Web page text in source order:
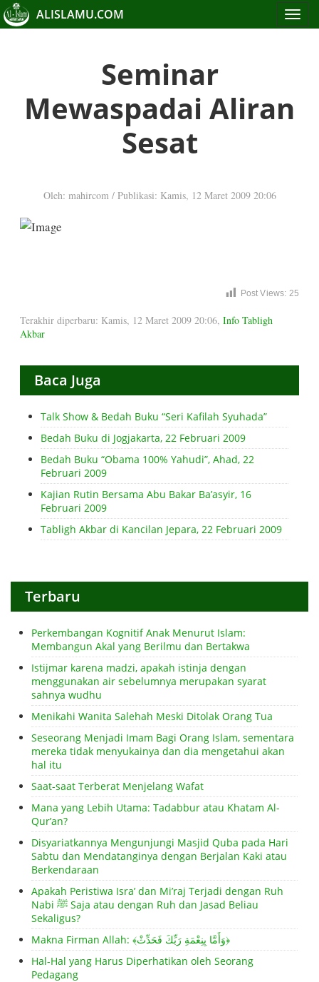
Toggle
ALISLAMU.COM
Seminar
Mewaspadai Aliran
Sesat
Oleh: mahircom / Publikasi: Kamis, 12 Maret 2009 20:06
Post Views: 25
Terakhir diperbaru: Kamis, 12 Maret 2009 20:06, Info Tabligh
Akbar
Baca Juga
Talk Show & Bedah Buku “Seri Kafilah Syuhada”
Bedah Buku di Jogjakarta, 22 Februari 2009
Bedah Buku “Obama 100% Yahudi”, Ahad, 22
Februari 2009
Kajian Rutin Bersama Abu Bakar Ba’asyir, 16
Februari 2009
Tabligh Akbar di Kancilan Jepara, 22 Februari 2009
Terbaru
Perkembangan Kognitif Anak Menurut Islam:
Membangun Akal yang Berilmu dan Bertakwa
Istijmar karena madzi, apakah istinja dengan
menggunakan air sebelumnya merupakan syarat
sahnya wudhu
Menikahi Wanita Salehah Meski Ditolak Orang Tua
Seseorang Menjadi Imam Bagi Orang Islam, sementara
mereka tidak menyukainya dan dia mengetahui akan
hal itu
Saat-saat Terberat Menjelang Wafat
Mana yang Lebih Utama: Tadabbur atau Khatam Al-
Qur’an?
Disyariatkannya Mengunjungi Masjid Quba pada Hari
Sabtu dan Mendatanginya dengan Berjalan Kaki atau
Berkendaraan
Apakah Peristiwa Isra’ dan Mi’raj Terjadi dengan Ruh
Nabi ﷺ Saja atau dengan Ruh dan Jasad Beliau
Sekaligus?
Makna Firman Allah: ﴾وَأَمَّا بِنِعْمَةِ رَبِّكَ فَحَدِّثْ﴿
Hal-Hal yang Harus Diperhatikan oleh Seorang
Pedagang